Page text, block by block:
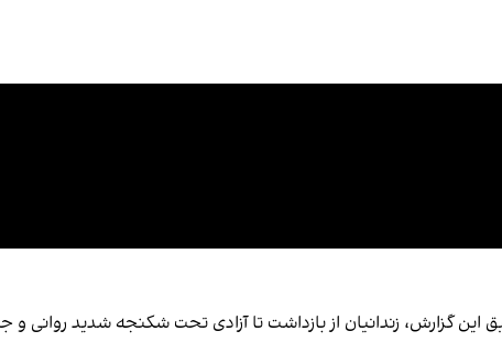
این گزارش، زندانیان از بازداشت تا آزادی تحت شکنجه شدید روانی